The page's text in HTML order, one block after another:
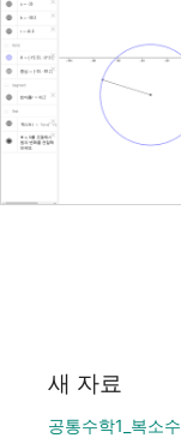
새 자료
공통수학1_복소수